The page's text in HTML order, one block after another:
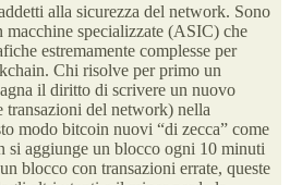
alla sicurezza del network. Sono
specializzate (ASIC) che
estremamente complesse per
Chi risolve per primo un
il diritto di scrivere un nuovo
transazioni del network) nella
modo bitcoin nuovi “di zecca” come
si aggiunge un blocco ogni 10 minuti
blocco con transazioni errate, queste